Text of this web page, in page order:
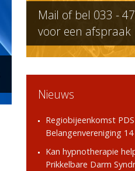
Mail of bel 033 -
voor een afspraak
Nieuws
Regiobijeenkomst PDS
Belangenvereniging
Kan hypnotherapie
Prikkelbare Darm